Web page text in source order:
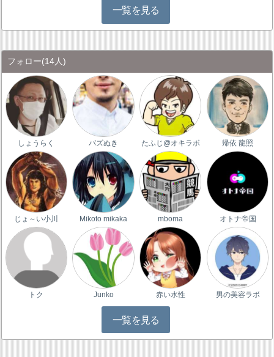
一覧を見る
フォロー(14人)
しょうらく バズぬき たふじ@オキラボ 帰依 龍照
じょ～い小川 Mikoto mikaka mboma オトナ帝国
トク Junko 赤い水性 男の美容ラボ
一覧を見る